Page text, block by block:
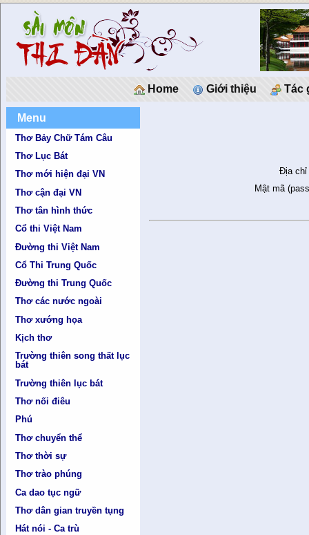
Home Giới thiệu Tác
Menu
Thơ Bảy Chữ Tám Câu
Thơ Lục Bát
Thơ mới hiện đại VN
Thơ cận đại VN
Thơ tân hình thức
Cổ thi Việt Nam
Đường thi Việt Nam
Cổ Thi Trung Quốc
Đường thi Trung Quốc
Thơ các nước ngoài
Thơ xướng họa
Kịch thơ
Trường thiên song thất lục
bát
Trường thiên lục bát
Thơ nối điêu
Phú
Thơ chuyển thể
Thơ thời sự
Thơ trào phúng
Ca dao tục ngữ
Thơ dân gian truyền tụng
Hát nói - Ca trù
Địa chỉ
Mật mã